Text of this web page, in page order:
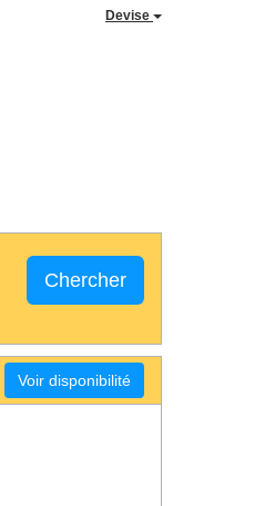
Devise
Chercher
Voir disponibilité